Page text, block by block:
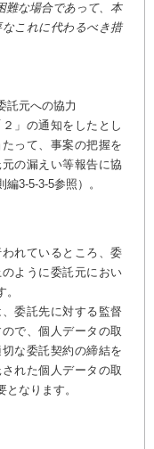
な場合であって、本
これに代わるべき措
託元への協力
」の通知をしたとし
って、事案の把握を
の漏えい等報告に協
3-5-3-5参照）。
れているところ、委
ように委託元におい
委託先に対する監督
で、個人データの取
な委託契約の締結を
れた個人データの取
なります。